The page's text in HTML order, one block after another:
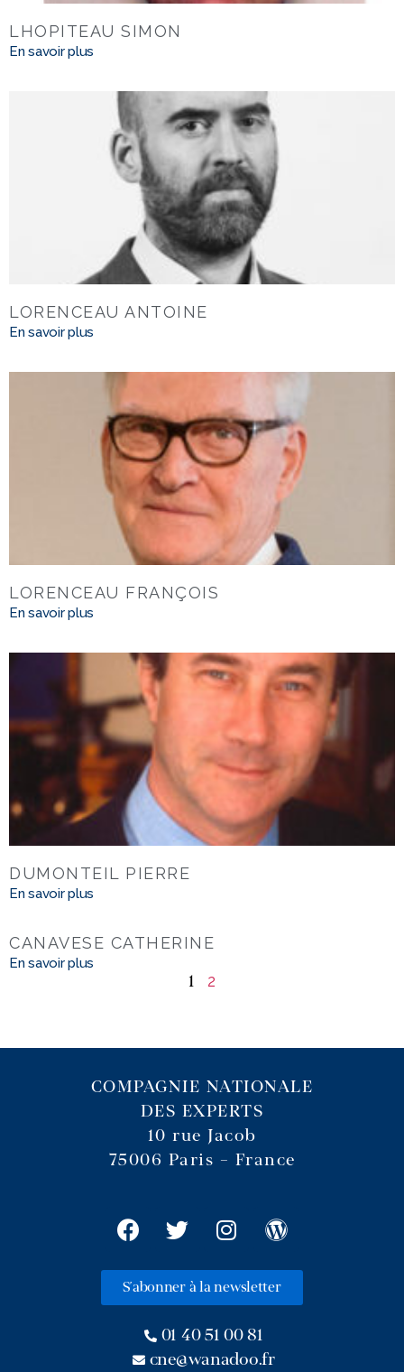
LHOPITEAU SIMON
En savoir plus
LORENCEAU ANTOINE
En savoir plus
LORENCEAU FRANÇOIS
En savoir plus
DUMONTEIL PIERRE
En savoir plus
CANAVESE CATHERINE
En savoir plus
1 2
COMPAGNIE NATIONALE
DES EXPERTS
10 rue Jacob
75006 Paris – France
S'abonner à la newsletter
01 40 51 00 81
cne@wanadoo.fr